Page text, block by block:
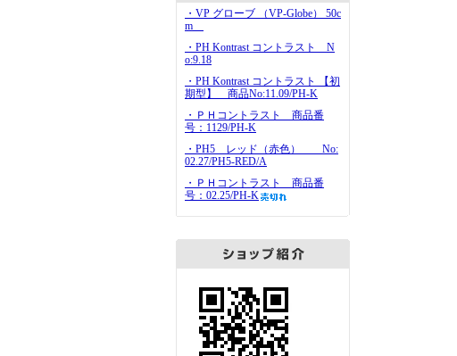
・VP グローブ （VP-Globe） 50c
m
・PH Kontrast コントラスト N
o:9.18
・PH Kontrast コントラスト 【初
期型】 商品No:11.09/PH-K
・ＰＨコントラスト 商品番
号：1129/PH-K
・PH5 レッド（赤色） No:
02.27/PH5-RED/A
・ＰＨコントラスト 商品番
号：02.25/PH-K